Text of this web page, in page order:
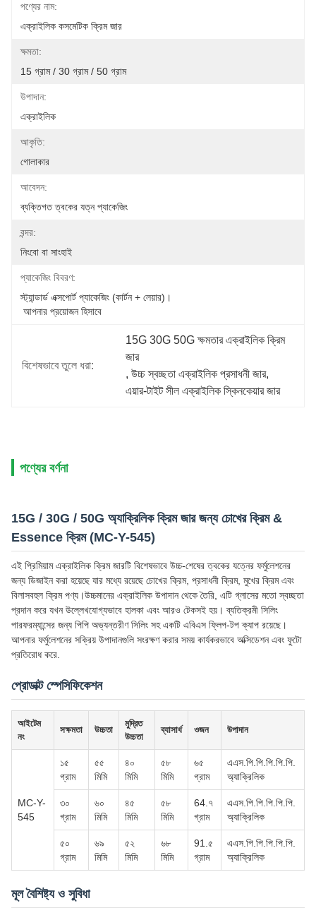
পণ্যের নাম:
এক্রাইলিক কসমেটিক ক্রিম জার
ক্ষমতা:
15 গ্রাম / 30 গ্রাম / 50 গ্রাম
উপাদান:
এক্রাইলিক
আকৃতি:
গোলাকার
আবেদন:
ব্যক্তিগত ত্বকের যত্ন প্যাকেজিং
বন্দর:
নিংবো বা সাংহাই
প্যাকেজিং বিবরণ:
স্ট্যান্ডার্ড এক্সপোর্ট প্যাকেজিং (কার্টন + লেয়ার)।
আপনার প্রয়োজন হিসাবে
বিশেষভাবে তুলে ধরা:
15G 30G 50G ক্ষমতার এক্রাইলিক ক্রিম
জার
, উচ্চ স্বচ্ছতা এক্রাইলিক প্রসাধনী জার,
এয়ার-টাইট সীল এক্রাইলিক স্কিনকেয়ার জার
পণ্যের বর্ণনা
15G / 30G / 50G অ্যাক্রিলিক ক্রিম জার জন্য চোখের ক্রিম &
Essence ক্রিম (MC-Y-545)
এই প্রিমিয়াম এক্রাইলিক ক্রিম জারটি বিশেষভাবে উচ্চ-শেষের ত্বকের যত্নের ফর্মুলেশনের
জন্য ডিজাইন করা হয়েছে যার মধ্যে রয়েছে চোখের ক্রিম, প্রসাধনী ক্রিম, মুখের ক্রিম এবং
বিলাসবহুল ক্রিম পণ্য।উচ্চমানের এক্রাইলিক উপাদান থেকে তৈরি, এটি গ্লাসের মতো স্বচ্ছতা
প্রদান করে যখন উল্লেখযোগ্যভাবে হালকা এবং আরও টেকসই হয়। ব্যতিক্রমী সিলিং
পারফরম্যান্সের জন্য পিপি অভ্যন্তরীণ সিলিং সহ একটি এবিএস ফ্লিপ-টপ ক্যাপ রয়েছে।
আপনার ফর্মুলেশনের সক্রিয় উপাদানগুলি সংরক্ষণ করার সময় কার্যকরভাবে অক্সিডেশন এবং ফুটো
প্রতিরোধ করে.
প্রোডাক্ট স্পেসিফিকেশন
আইটেম
নং
সক্ষমতা উচ্চতা
মুদ্রিত
উচ্চতা
ব্যাসার্ধ ওজন উপাদান
MC-Y-
545
১৫
গ্রাম
৫৫
মিমি
৪০
মিমি
৫৮
মিমি
৬৫
গ্রাম
এএস.পি.পি.পি.পি.পি.
অ্যাক্রিলিক
৩০
গ্রাম
৬০
মিমি
৪৫
মিমি
৫৮
মিমি
64.৭
গ্রাম
এএস.পি.পি.পি.পি.পি.
অ্যাক্রিলিক
৫০
গ্রাম
৬৯
মিমি
৫২
মিমি
৬৮
মিমি
91.৫
গ্রাম
এএস.পি.পি.পি.পি.পি.
অ্যাক্রিলিক
মূল বৈশিষ্ট্য ও সুবিধা